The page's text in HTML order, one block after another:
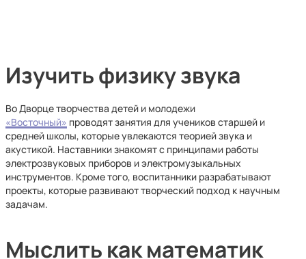
Изучить физику звука
Во Дворце творчества детей и молодежи
«Восточный» проводят занятия для учеников старшей и
средней школы, которые увлекаются теорией звука и
акустикой. Наставники знакомят с принципами работы
электрозвуковых приборов и электромузыкальных
инструментов. Кроме того, воспитанники разрабатывают
проекты, которые развивают творческий подход к научным
задачам.
Мыслить как математик